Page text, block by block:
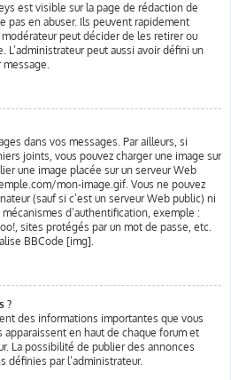
est visible sur la page de rédaction de
pas en abuser. Ils peuvent rapidement
peut décider de les retirer ou
L’administrateur peut aussi avoir défini un
message.
dans vos messages. Par ailleurs, si
joints, vous pouvez charger une image sur
une image placée sur un serveur Web
mon-image.gif. Vous ne pouvez
(sauf si c’est un serveur Web public) ni
d’authentification, exemple :
sites protégés par un mot de passe, etc.
BBCode [img].
?
des informations importantes que vous
en haut de chaque forum et
La possibilité de publier des annonces
définies par l’administrateur.